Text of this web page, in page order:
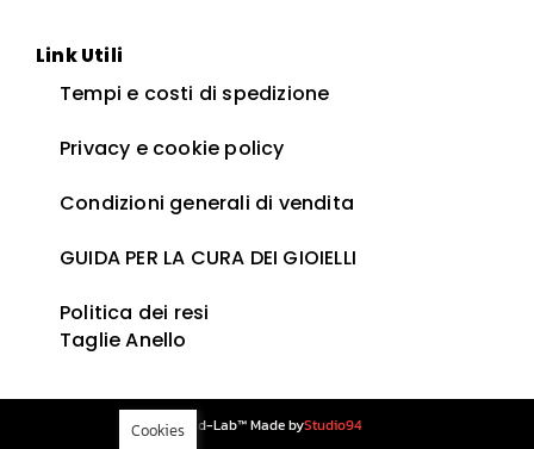
Link Utili
Tempi e costi di spedizione
Privacy e cookie policy
Condizioni generali di vendita
GUIDA PER LA CURA DEI GIOIELLI ​
Politica dei resi
Taglie Anello
Blind-Lab™ Made byStudio94
Cookies